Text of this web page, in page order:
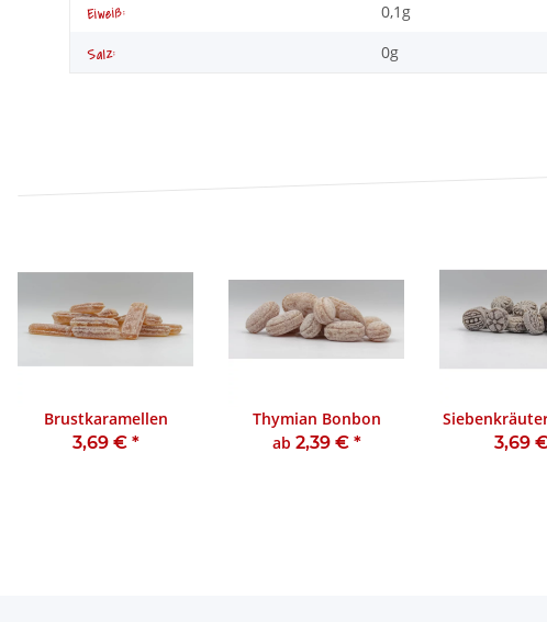
Eiweiß: 0,1g
Salz: 0g
Brustkaramellen
3,69 € *
Thymian Bonbon
ab 2,39 € *
3,69